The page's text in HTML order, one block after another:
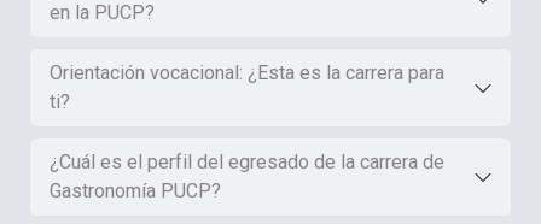
en la PUCP?
Orientación vocacional: ¿Esta es la carrera para
ti?
¿Cuál es el perfil del egresado de la carrera de
Gastronomía PUCP?